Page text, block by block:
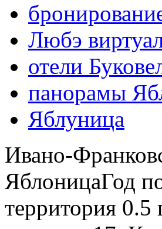
Любэ
отели
панорамы
Яблуница
Ивано-
ЯблоницаГод
территория 0.5